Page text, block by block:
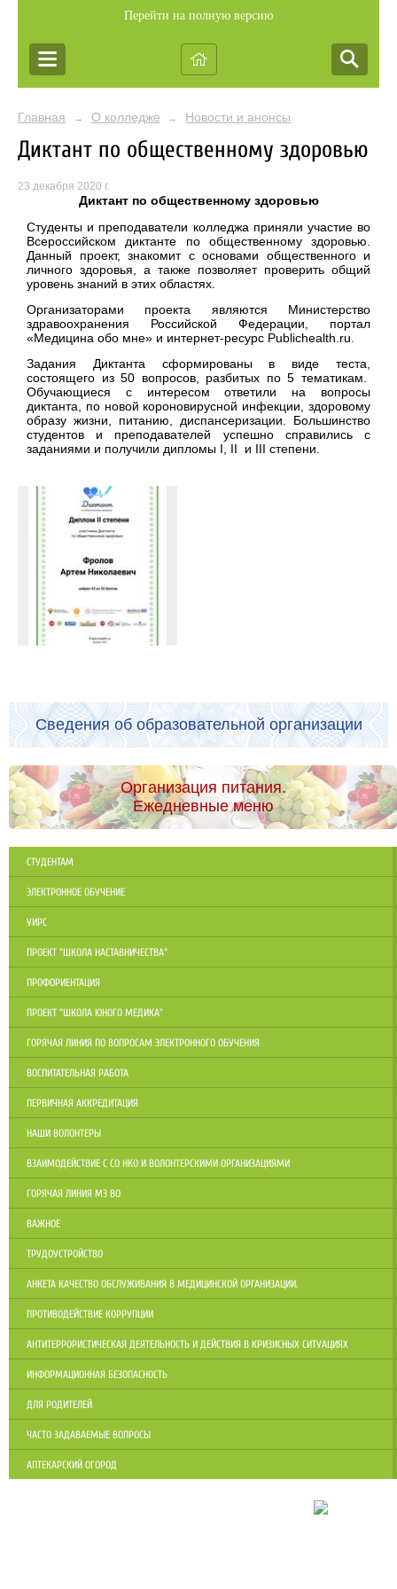
Перейти на полную версию
Главная → О колледже → Новости и анонсы
Диктант по общественному здоровью
23 декабря 2020 г.
Диктант по общественному здоровью
Студенты и преподаватели колледжа приняли участие во
Всероссийском диктанте по общественному здоровью.
Данный проект, знакомит с основами общественного и
личного здоровья, а также позволяет проверить общий
уровень знаний в этих областях.
Организаторами проекта являются Министерство
здравоохранения Российской Федерации, портал
«Медицина обо мне» и интернет-ресурс Publichealth.ru.
Задания Диктанта сформированы в виде теста,
состоящего из 50 вопросов, разбитых по 5 тематикам.
Обучающиеся с интересом ответили на вопросы
диктанта, по новой короновирусной инфекции, здоровому
образу жизни, питанию, диспансеризации. Большинство
студентов и преподавателей успешно справились с
заданиями и получили дипломы I, II и III степени.
Сведения об образовательной организации
Организация питания.
Ежедневные меню
СТУДЕНТАМ
ЭЛЕКТРОННОЕ ОБУЧЕНИЕ
УИРС
ПРОЕКТ "ШКОЛА НАСТАВНИЧЕСТВА"
ПРОФОРИЕНТАЦИЯ
ПРОЕКТ "ШКОЛА ЮНОГО МЕДИКА"
ГОРЯЧАЯ ЛИНИЯ ПО ВОПРОСАМ ЭЛЕКТРОННОГО ОБУЧЕНИЯ
ВОСПИТАТЕЛЬНАЯ РАБОТА
ПЕРВИЧНАЯ АККРЕДИТАЦИЯ
НАШИ ВОЛОНТЕРЫ
ВЗАИМОДЕЙСТВИЕ С СО НКО И ВОЛОНТЕРСКИМИ ОРГАНИЗАЦИЯМИ
ГОРЯЧАЯ ЛИНИЯ МЗ ВО
ВАЖНОЕ
ТРУДОУСТРОЙСТВО
АНКЕТА КАЧЕСТВО ОБСЛУЖИВАНИЯ В МЕДИЦИНСКОЙ ОРГАНИЗАЦИИ.
ПРОТИВОДЕЙСТВИЕ КОРРУПЦИИ
АНТИТЕРРОРИСТИЧЕСКАЯ ДЕЯТЕЛЬНОСТЬ И ДЕЙСТВИЯ В КРИЗИСНЫХ СИТУАЦИЯХ
ИНФОРМАЦИОННАЯ БЕЗОПАСНОСТЬ
ДЛЯ РОДИТЕЛЕЙ
ЧАСТО ЗАДАВАЕМЫЕ ВОПРОСЫ
АПТЕКАРСКИЙ ОГОРОД